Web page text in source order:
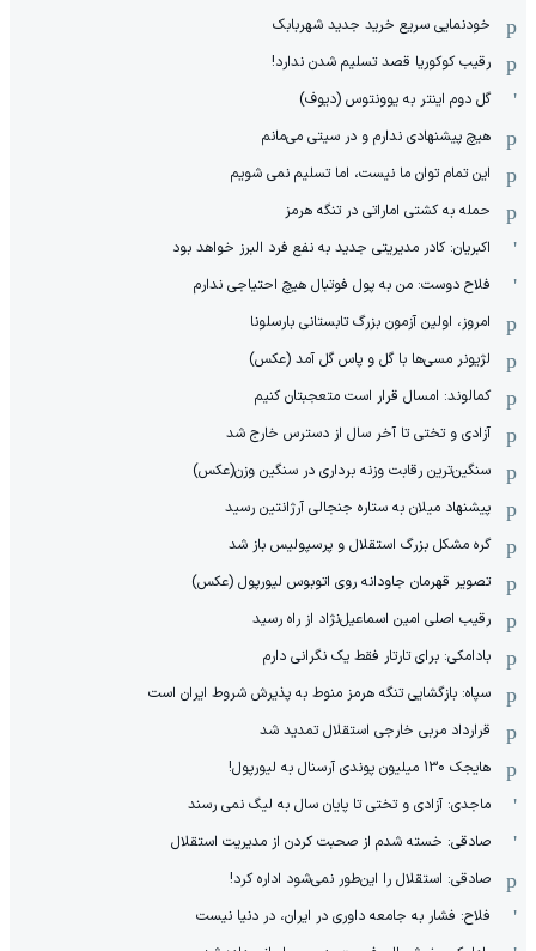
خودنمایی سریع خرید جدید شهربابک
رقیب کوکوریا قصد تسلیم شدن ندارد!
گل دوم اینتر به یوونتوس (دیوف)
هیچ پیشنهادی ندارم و در سیتی می‌مانم
این تمام توان ما نیست، اما تسلیم نمی شویم
حمله به کشتی اماراتی در تنگه هرمز
اکبریان: کادر مدیریتی جدید به نفع فرد البرز خواهد بود
فلاح دوست: من به پول فوتبال هیچ احتیاجی ندارم
امروز، اولین آزمون بزرگ تابستانی بارسلونا
لژیونر مسی‌ها با گل و پاس گل آمد (عکس)
کمالوند: امسال قرار است متعجبتان کنیم
آزادی و تختی تا آخر سال از دسترس خارج شد
سنگین‌ترین رقابت وزنه برداری در سنگین وزن(عکس)
پیشنهاد میلان به ستاره جنجالی آرژانتین رسید
گره مشکل بزرگ استقلال و پرسپولیس باز شد
تصویر قهرمان جاودانه روی اتوبوس لیورپول (عکس)
رقیب اصلی امین اسماعیل‌نژاد از راه رسید
بادامکی: برای تارتار فقط یک نگرانی دارم
سپاه: بازگشایی تنگه هرمز منوط به پذیرش شروط ایران است
قرارداد مربی خارجی استقلال تمدید شد
هایجک 130 میلیون پوندی آرسنال به لیورپول!
ماجدی: آزادی و تختی تا پایان سال به لیگ نمی رسند
صادقی: خسته شدم از صحبت کردن از مدیریت استقلال
صادقی: استقلال را این‌طور نمی‌شود اداره کرد!
فلاح: فشار به جامعه داوری در ایران، در دنیا نیست